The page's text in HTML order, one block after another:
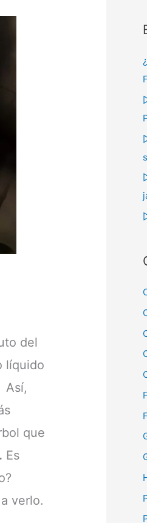
del
líquido
Así,
que
Es
verlo.
c
r
p
o
r
: